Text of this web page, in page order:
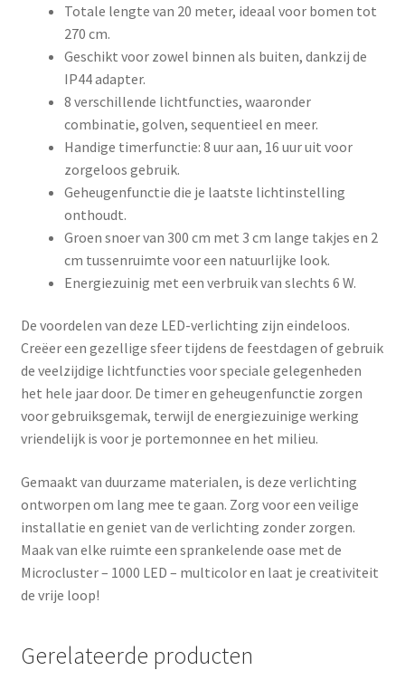
Totale lengte van 20 meter, ideaal voor bomen tot
270 cm.
Geschikt voor zowel binnen als buiten, dankzij de
IP44 adapter.
8 verschillende lichtfuncties, waaronder
combinatie, golven, sequentieel en meer.
Handige timerfunctie: 8 uur aan, 16 uur uit voor
zorgeloos gebruik.
Geheugenfunctie die je laatste lichtinstelling
onthoudt.
Groen snoer van 300 cm met 3 cm lange takjes en 2
cm tussenruimte voor een natuurlijke look.
Energiezuinig met een verbruik van slechts 6 W.
De voordelen van deze LED-verlichting zijn eindeloos.
Creëer een gezellige sfeer tijdens de feestdagen of gebruik
de veelzijdige lichtfuncties voor speciale gelegenheden
het hele jaar door. De timer en geheugenfunctie zorgen
voor gebruiksgemak, terwijl de energiezuinige werking
vriendelijk is voor je portemonnee en het milieu.
Gemaakt van duurzame materialen, is deze verlichting
ontworpen om lang mee te gaan. Zorg voor een veilige
installatie en geniet van de verlichting zonder zorgen.
Maak van elke ruimte een sprankelende oase met de
Microcluster – 1000 LED – multicolor en laat je creativiteit
de vrije loop!
Gerelateerde producten